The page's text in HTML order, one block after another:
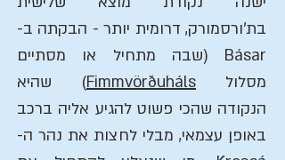
בת'ורסמורק, דרומית יותר - הבקתה ב-
Básar (שבה מתחיל או מסתיים
מסלול Fimmvörðuháls) שהיא
הנקודה שהכי פשוט להגיע אליה ברכב
באופן עצמאי, מבלי לחצות את נהר ה-